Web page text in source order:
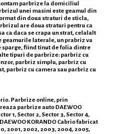
parbrize la domiciliul
unei masini este geamul din
din doua straturi de sticla,
are doua straturi pentru ca
ca daca se crapa un strat, celalalt
geamurile laterale, un prabriz va
sparge, fiind tinut de folia dintre
tipuri de parbrize: parbriz cu
parbriz simplu, parbriz cu
parbriz cu camera sau parbriz cu
Parbrize online, prin
parbrize auto DAEWOO
1, Sector 2, Sector 3, Sector 4,
KORANDO Cabrio fabricat
2001, 2002, 2003, 2004, 2005,